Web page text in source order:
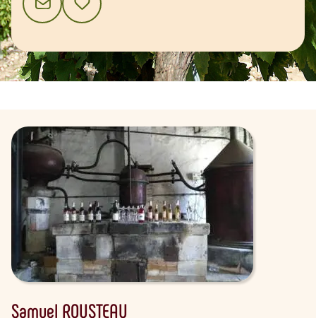
CONTACTAJOUTER AUX FAVORIS
Samuel ROUSTEAU